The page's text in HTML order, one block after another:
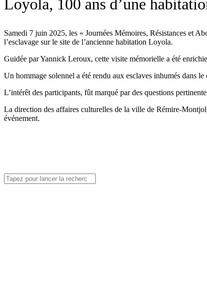
Loyola, 100 ans d’une
Samedi 7 juin 2025, les « Journées Mémoires, Résistances et
l’esclavage sur le site de l’ancienne habitation Loyola.
Guidée par Yannick Leroux, cette visite mémorielle a été
Un hommage solennel a été rendu aux esclaves inhumés dans le
L’intérêt des participants, fût marqué par des questions
La direction des affaires culturelles de la ville de Rémire-
événement.